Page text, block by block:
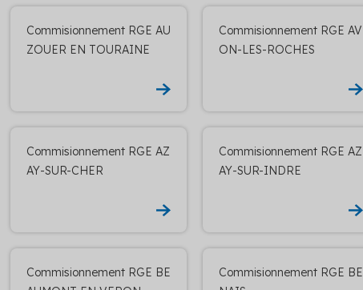
Commisionnement RGE AU
ZOUER EN TOURAINE
Commisionnement RGE AV
ON-LES-ROCHES
Commisionnement RGE AZ
AY-SUR-CHER
Commisionnement RGE AZ
AY-SUR-INDRE
Commisionnement RGE BE
Commisionnement RGE BE